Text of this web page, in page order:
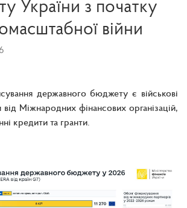
України з початку
війни
державного бюджету є військові
від Міжнародних фінансових організацій,
кредити та гранти.